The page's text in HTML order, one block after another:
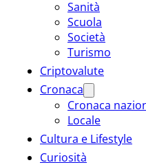
Sanità
Scuola
Società
Turismo
Criptovalute
Cronaca
Cronaca
Locale
Cultura e Lifestyle
Curiosità